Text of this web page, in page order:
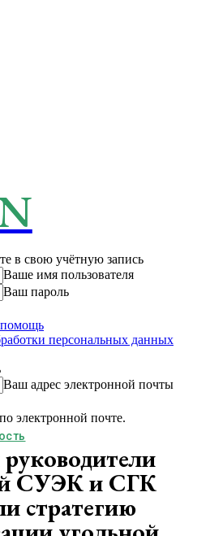
в свою учётную запись
Ваше имя пользователя
Ваш пароль
помощь
персональных данных
Ваш адрес электронной почты
электронной почте.
руководители
СУЭК и СГК
стратегию